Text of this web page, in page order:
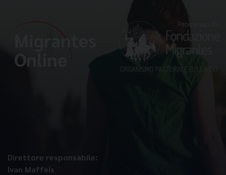
Direttore responsabile:
Ivan Maffeis